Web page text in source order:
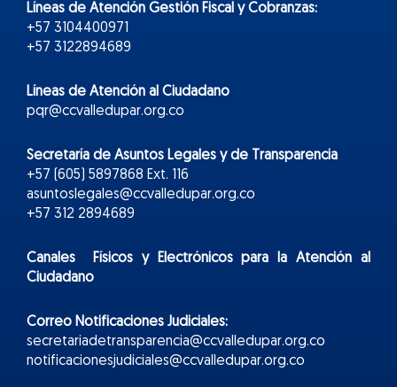
Líneas de Atención Gestión Fiscal y Cobranzas:
+57 3104400971
+57 3122894689
Líneas de Atención al Ciudadano
pqr@ccvalledupar.org.co
Secretaría de Asuntos Legales y de Transparencia
+57 (605) 5897868 Ext. 116
asuntoslegales@ccvalledupar.org.co
+57 312 2894689
Canales Físicos yElectrónicospara la Atención al
Ciudadano
Correo Notificaciones Judiciales:
secretariadetransparencia@ccvalledupar.org.co
notificacionesjudiciales@ccvalledupar.org.co